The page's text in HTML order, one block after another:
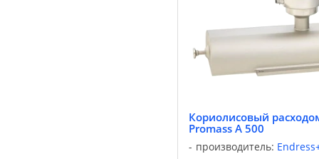
Кориолисовый
Promass A 500
производитель: